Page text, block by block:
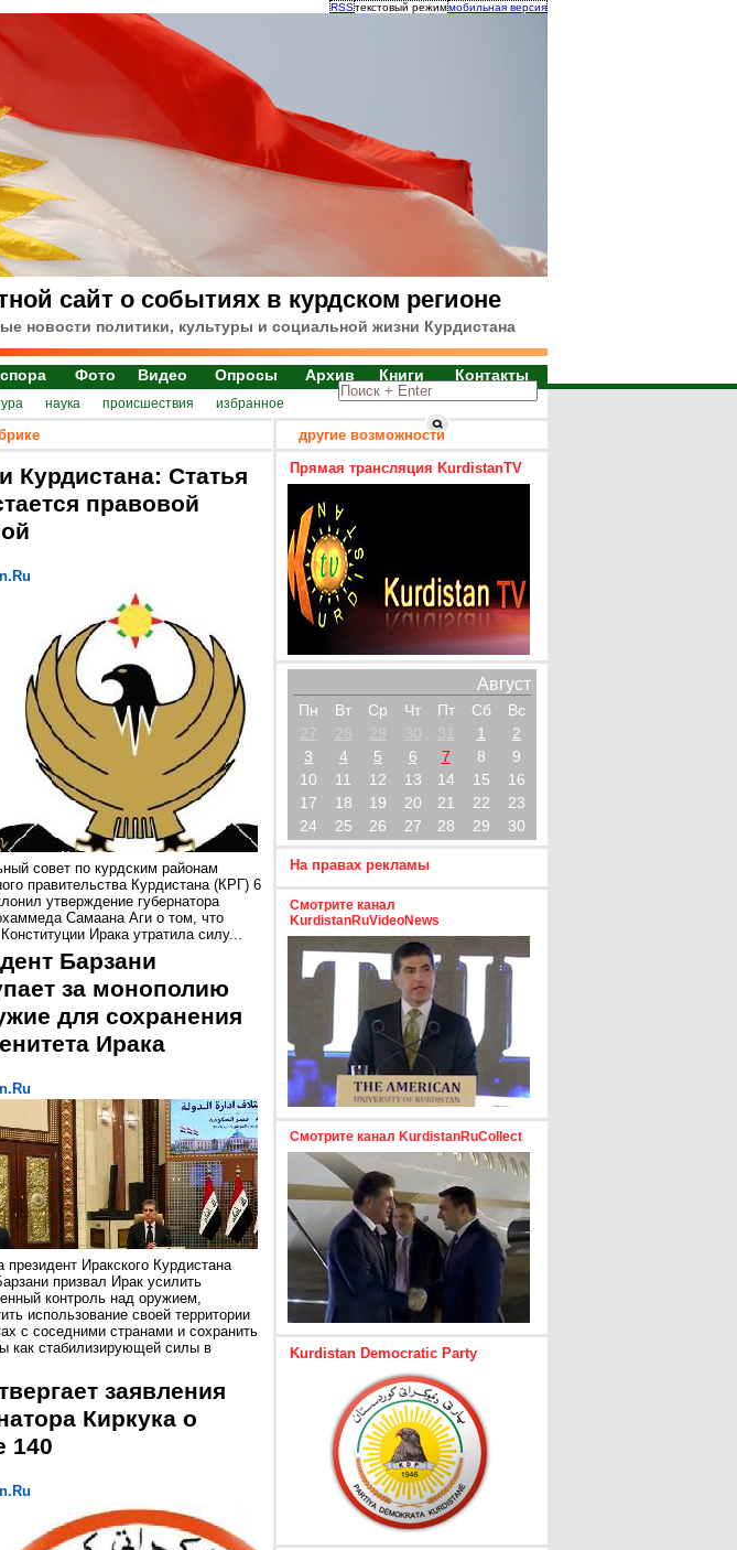
RSSтекстовый режиммобильная версия
сайт о событиях в курдском регионе
новости политики, культуры и социальной жизни Курдистана
Фото Видео Опросы Архив Книги Контакты
наука происшествия избранное
Курдистана: Статья
правовой
совет по курдским районам
правительства Курдистана (КРГ) 6
утверждение губернатора
Самаана Аги о том, что
Ирака утратила силу...
Барзани
за монополию
для сохранения
Ирака
президент Иракского Курдистана
призвал Ирак усилить
контроль над оружием,
использование своей территории
с соседними странами и сохранить
как стабилизирующей силы в
заявления
Киркука о
140
другие возможности
Прямая трансляция KurdistanTV
Август
Пн Вт Ср Чт Пт Сб
Вс
27
28 29 30 31 1
2
3
4 5 6 7 8
9
10
11 12 13 14 15
16
17
18 19 20 21 22
23
24
25 26 27 28 29 30
На правах рекламы
Смотрите канал
KurdistanRuVideoNews
Смотрите канал KurdistanRuCollect
Kurdistan Democratic Party